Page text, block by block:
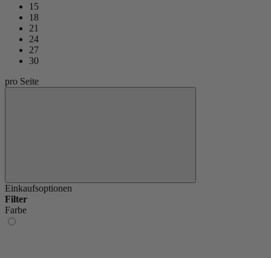
15
18
21
24
27
30
pro Seite
Einkaufsoptionen
Filter
Farbe